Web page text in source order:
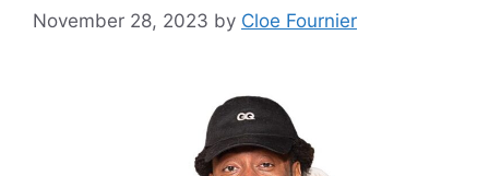
November 28, 2023 by Cloe Fournier